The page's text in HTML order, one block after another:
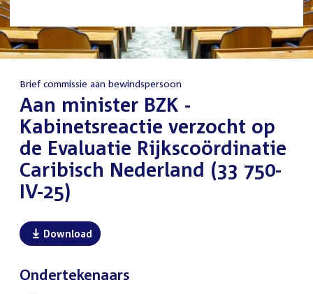
Brief commissie aan bewindspersoon
Aan minister BZK -
Kabinetsreactie verzocht op
de Evaluatie Rijkscoördinatie
Caribisch Nederland (33 750-
IV-25)
Download
Ondertekenaars